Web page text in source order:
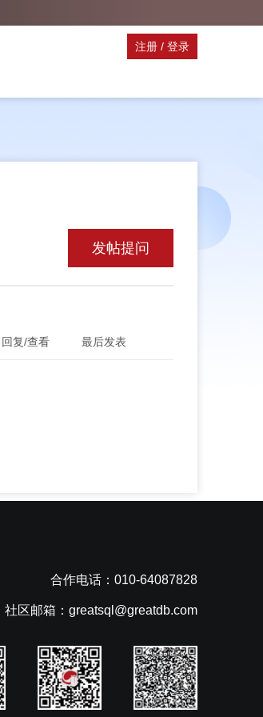
注册 / 登录
发帖提问
回复/查看 最后发表
合作电话：010-64087828
社区邮箱：greatsql@greatdb.com